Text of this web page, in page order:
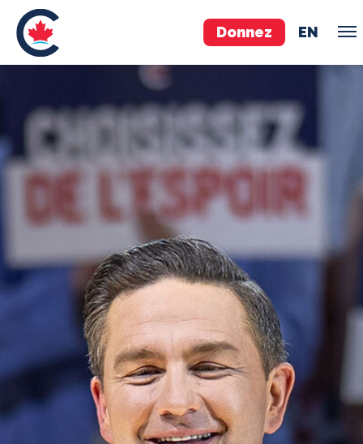
Donnez EN
ÉQUIPE
Pierre Poilievre
Vos députés conservateurs
Exécutif national
À PROPOS
Documents constitutifs
MÉDIAS
BÉNÉVOLE
ADHÉREZ